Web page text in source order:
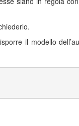
il modello